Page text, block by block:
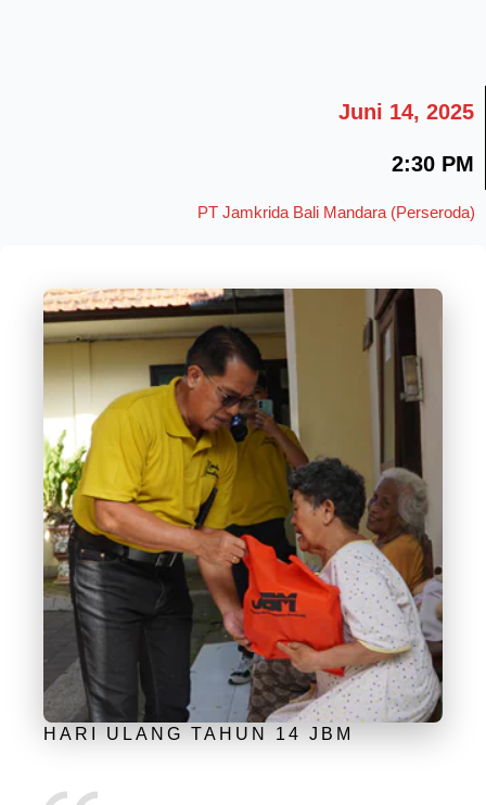
Juni 14, 2025
2:30 PM
PT Jamkrida Bali Mandara (Perseroda)
HARI ULANG TAHUN 14 JBM